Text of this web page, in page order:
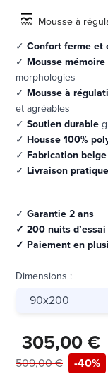
Mousse à
✓ Confort fermeet
✓ Mousse
morphologies
✓ Mousse à
et agréables
✓ Soutien durable
✓ Housse 100%
✓ Fabrication belge
✓ Livraison
✓ Garantie 2 ans
✓ 200 nuits d’essai
✓ Paiement en
Dimensions :
90x200
305,00 €
509,00 € -40%